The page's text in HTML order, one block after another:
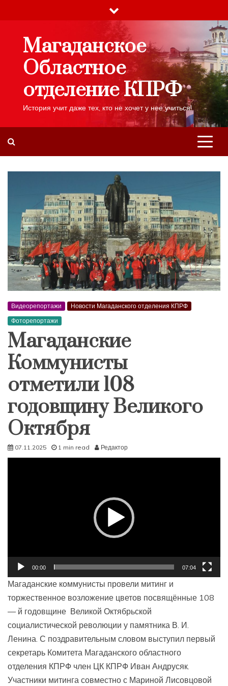
Магаданское
Областное
отделение КПРФ
История учит даже тех, кто не хочет у нее учиться!
Видеорепортажи
Новости Магаданского отделения КПРФ
Фоторепортажи
Магаданские
Коммунисты
отметили 108
годовщину Великого
Октября
07.11.2025 1 min read Редактор
00:00 07:04
Магаданские коммунисты провели митинг и
торжественное возложение цветов посвящённые 108
— й годовщине Великой Октябрьской
социалистической революции у памятника В. И.
Ленина. С поздравительным словом выступил первый
секретарь Комитета Магаданского областного
отделения КПРФ член ЦК КПРФ Иван Андрусяк.
Участники митинга совместно с Мариной Лисовцовой